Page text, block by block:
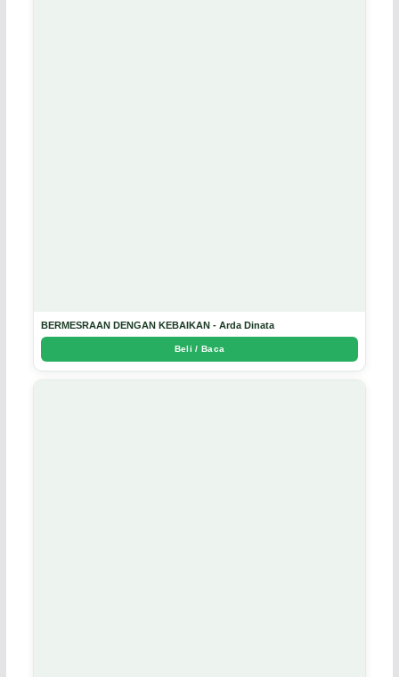
BERMESRAAN DENGAN KEBAIKAN - Arda Dinata
Beli / Baca